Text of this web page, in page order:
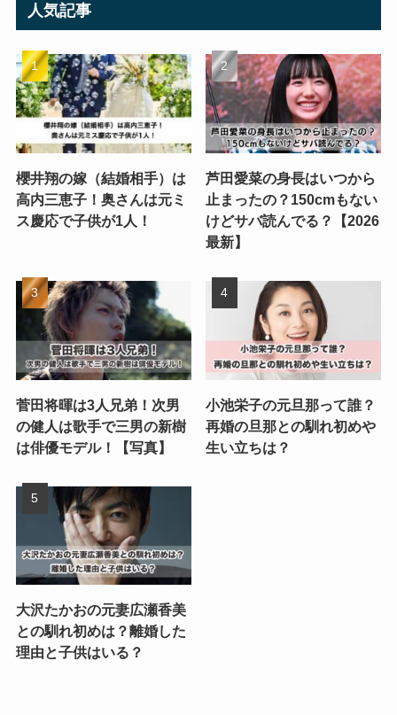
人気記事
櫻井翔の嫁（結婚相手）は
高内三恵子！奥さんは元ミ
ス慶応で子供が1人！
芦田愛菜の身長はいつから
止まったの？150cmもない
けどサバ読んでる？【2026
最新】
菅田将暉は3人兄弟！次男
の健人は歌手で三男の新樹
は俳優モデル！【写真】
小池栄子の元旦那って誰？
再婚の旦那との馴れ初めや
生い立ちは？
大沢たかおの元妻広瀬香美
との馴れ初めは？離婚した
理由と子供はいる？